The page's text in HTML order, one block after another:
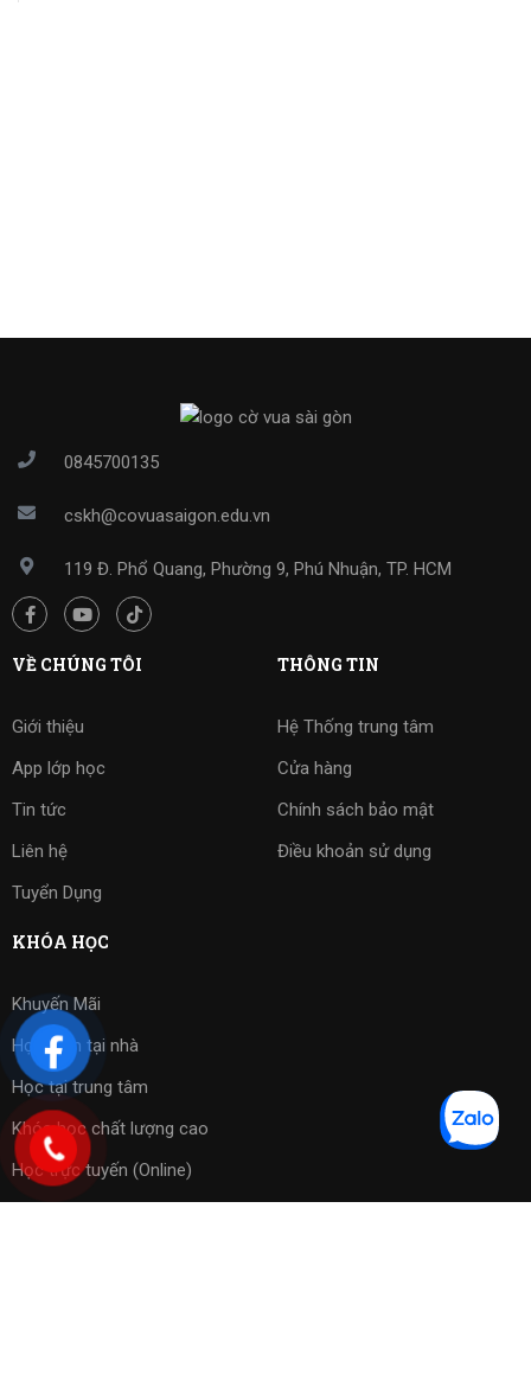
0845700135
cskh@covuasaigon.edu.vn
119 Đ. Phổ Quang, Phường 9, Phú Nhuận, TP. HCM
VỀ CHÚNG TÔI
Giới thiệu
App lớp học
Tin tức
Liên hệ
Tuyển Dụng
THÔNG TIN
Hệ Thống trung tâm
Cửa hàng
Chính sách bảo mật
Điều khoản sử dụng
KHÓA HỌC
Khuyến Mãi
Học kèm tại nhà
Học tại trung tâm
Khóa học chất lượng cao
Học trực tuyến (Online)